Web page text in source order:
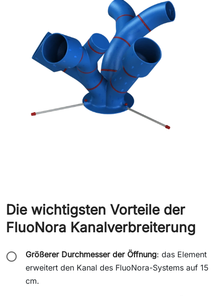
Die wichtigsten Vorteile der
FluoNora Kanalverbreiterung
⭕ Größerer Durchmesser der Öffnung: das Element
erweitert den Kanal des FluoNora-Systems auf 15
cm.